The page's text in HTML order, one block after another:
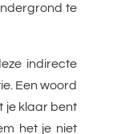
te
indirecte
Een woord
je klaar bent
het je niet